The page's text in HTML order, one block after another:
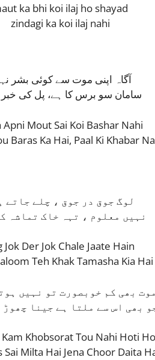
ka bhi koi ilaj ho shayad
zindagi ka koi ilaj nahi
آگاہ اپنی موت سے کوئی بشر
سامان سو برس کا ہے، پل کی خبر
Apni Mout Sai Koi Bashar Nahi
Baras Ka Hai, Paal Ki Khabar
لوگ جوق در جوق ، چلے جاتے
نہیں معلوم ، تہہ خاک تماشہ
Jok Der Jok Chale Jaate Hain
Teh Khak Tamasha Kia Hai
!موت بھی کم خوبصورت تو نہیں
بھی اس سے ملتا ہے جینا
Khobsorat Tou Nahi Hoti
Sai Milta Hai Jena Choor Daita